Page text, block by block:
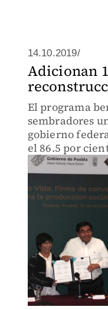
14.10.2019/
Adicionan
El programa
sembradores
gobierno
el 86.5 por